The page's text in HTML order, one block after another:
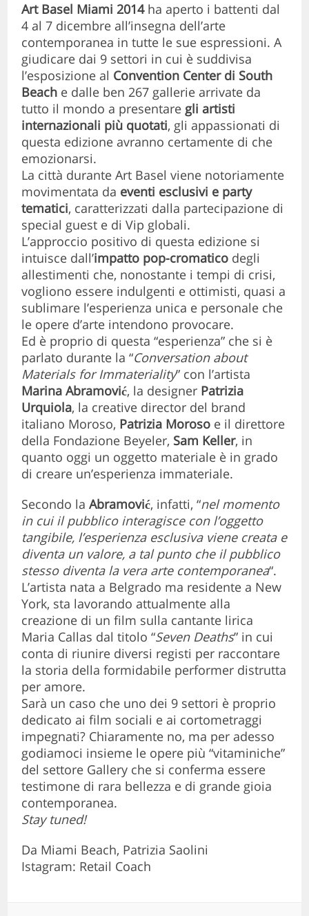
Art Basel Miami 2014ha aperto i battenti dal
4 al 7 dicembre all’insegna dell’arte
contemporanea in tutte le sue espressioni. A
giudicare dai 9 settori in cui è suddivisa
l’esposizione al Convention Center di South
Beach e dalle ben 267 gallerie arrivate da
tutto il mondo a presentare gli artisti
internazionali più quotati, gli appassionati di
questa edizione avranno certamente di che
emozionarsi.
La città durante Art Basel viene notoriamente
movimentata da eventi esclusivi e party
tematici, caratterizzati dalla partecipazione di
special guest e di Vip globali.
L’approccio positivo di questa edizione si
intuisce dall’impatto pop-cromatico degli
allestimenti che, nonostante i tempi di crisi,
vogliono essere indulgenti e ottimisti, quasi a
sublimare l’esperienza unica e personale che
le opere d’arte intendono provocare.
Ed è proprio di questa “esperienza” che si è
parlato durante la “Conversation about
Materials for Immateriality” con l’artista
Marina Abramović, la designer Patrizia
Urquiola, la creative director del brand
italiano Moroso, Patrizia Moroso e il direttore
della Fondazione Beyeler, Sam Keller, in
quanto oggi un oggetto materiale è in grado
di creare un’esperienza immateriale.
Secondo laAbramović, infatti, “nel momento
in cui il pubblico interagisce con l’oggetto
tangibile, l’esperienza esclusiva viene creata e
diventa un valore, a tal punto che il pubblico
stesso diventa la vera arte contemporanea“.
L’artista nata a Belgrado ma residente a New
York, sta lavorando attualmente alla
creazione di un film sulla cantante lirica
Maria Callas dal titolo “Seven Deaths” in cui
conta di riunire diversi registi per raccontare
la storia della formidabile performer distrutta
per amore.
Sarà un caso che uno dei 9 settori è proprio
dedicato ai film sociali e ai cortometraggi
impegnati? Chiaramente no, ma per adesso
godiamoci insieme le opere più “vitaminiche”
del settore Gallery che si conferma essere
testimone di rara bellezza e di grande gioia
contemporanea.
Stay tuned!
Da Miami Beach, Patrizia Saolini
Istagram: Retail Coach